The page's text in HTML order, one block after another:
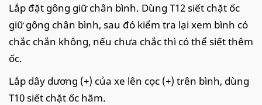
Lắp đặt gông giữ chân bình. Dùng T12 siết chặt ốc
giữ gông chân bình, sau đó kiểm tra lại xem bình có
chắc chắn không, nếu chưa chắc thì có thể siết thêm
ốc.
Lắp dây dương (+) của xe lên cọc (+) trên bình, dùng
T10 siết chặt ốc hãm.